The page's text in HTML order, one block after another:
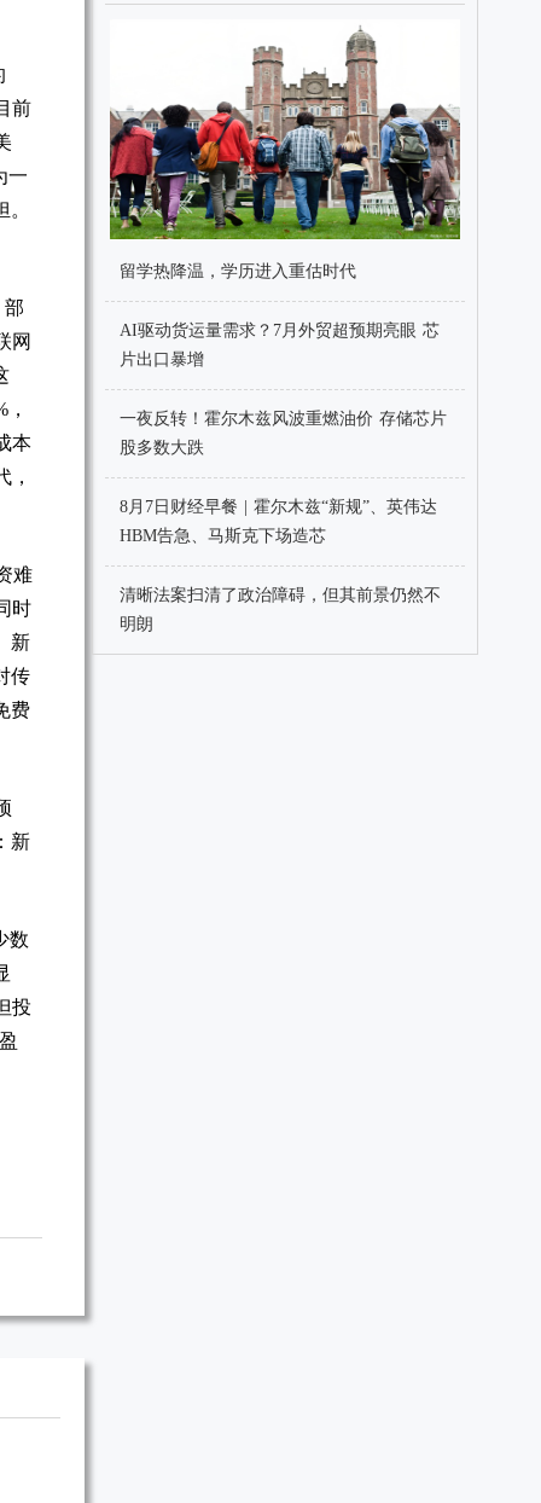
前
一
部
网
本
难
时
新
传
费
新
数
投
留学热降温，学历进入重估时代
AI驱动货运量需求？7月外贸超预期亮眼 芯
片出口暴增
一夜反转！霍尔木兹风波重燃油价 存储芯片
股多数大跌
8月7日财经早餐 | 霍尔木兹“新规”、英伟达
HBM告急、马斯克下场造芯
清晰法案扫清了政治障碍，但其前景仍然不
明朗